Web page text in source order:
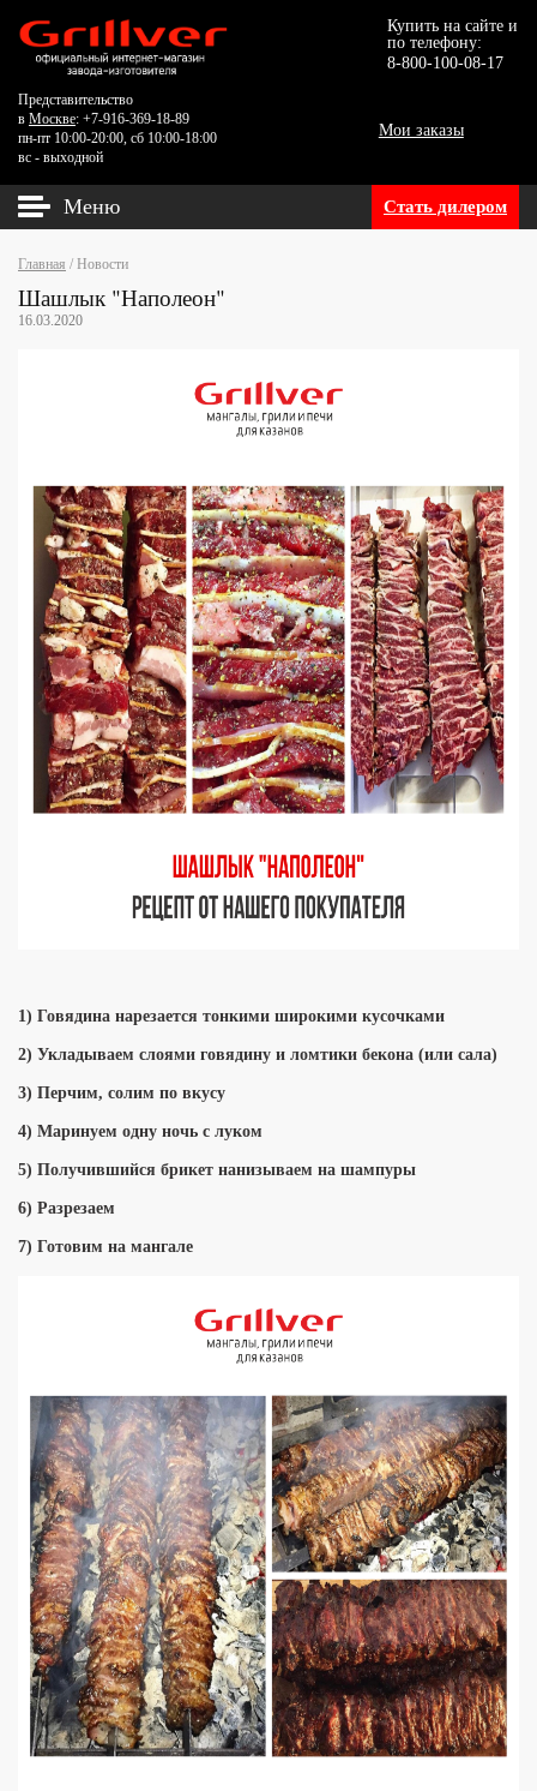
Купить на сайте и
по телефону:
8-800-100-08-17
Представительство
в Москве: +7-916-369-18-89
пн-пт 10:00-20:00, сб 10:00-18:00
вс - выходной
Мои заказы
Меню Стать дилером
Главная / Новости
Шашлык "Наполеон"
16.03.2020
1) Говядина нарезается тонкими широкими кусочками
2) Укладываем слоями говядину и ломтики бекона (или сала)
3) Перчим, солим по вкусу
4) Маринуем одну ночь с луком
5) Получившийся брикет нанизываем на шампуры
6) Разрезаем
7) Готовим на мангале